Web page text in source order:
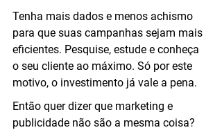
Tenha mais dados e menos achismo
para que suas campanhas sejam mais
eficientes. Pesquise, estude e conheça
o seu cliente ao máximo. Só por este
motivo, o investimento já vale a pena.
Então quer dizer que marketing e
publicidade não são a mesma coisa?